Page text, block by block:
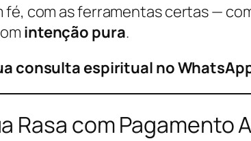
fé, com as ferramentas certas —
intenção pura.
consulta espiritual no
Rasa com Pagamento